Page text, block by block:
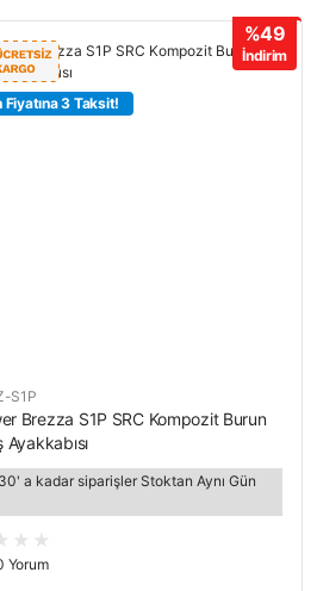
%49
İndirim
Fiyatına 3 Taksit!
S1P
Brezza S1P SRC Kompozit Burun
Ayakkabısı
a kadar siparişler Stoktan Aynı Gün
Yorum